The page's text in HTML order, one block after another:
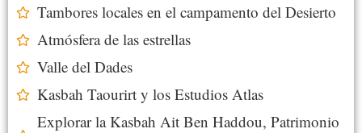
Tambores locales en el campamento del Desierto
Atmósfera de las estrellas
Valle del Dades
Kasbah Taourirt y los Estudios Atlas
Explorar la Kasbah Ait Ben Haddou, Patrimonio